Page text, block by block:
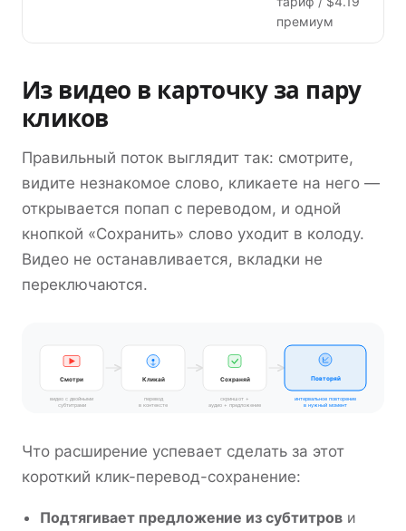
премиум
Из видео в карточку за пару
кликов
Правильный поток выглядит так: смотрите,
видите незнакомое слово, кликаете на него —
открывается попап с переводом, и одной
кнопкой «Сохранить» слово уходит в колоду.
Видео не останавливается, вкладки не
переключаются.
Смотри Кликай Сохраняй Повторяй
видео с двойными
субтитрами
перевод
в контексте
скриншот +
аудио + предложение
интервальное повторение
в нужный момент
Что расширение успевает сделать за этот
короткий клик-перевод-сохранение:
Подтягивает предложение из субтитров и